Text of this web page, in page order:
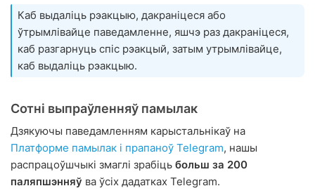
Каб выдаліць рэакцыю, дакраніцеся або
ўтрымлівайце паведамленне, яшчэ раз дакраніцеся,
каб разгарнуць спіс рэакцый, затым утрымлівайце,
каб выдаліць рэакцыю.
Сотні выпраўленняў памылак
Дзякуючы паведамленням карыстальнікаў на
Платформе памылак і прапаноў Telegram, нашы
распрацоўшчыкі змаглі зрабіць больш за 200
паляпшэнняў ва ўсіх дадатках Telegram.